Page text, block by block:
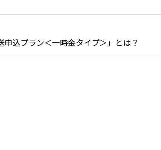
込プラン＜一時金タイプ＞」とは？